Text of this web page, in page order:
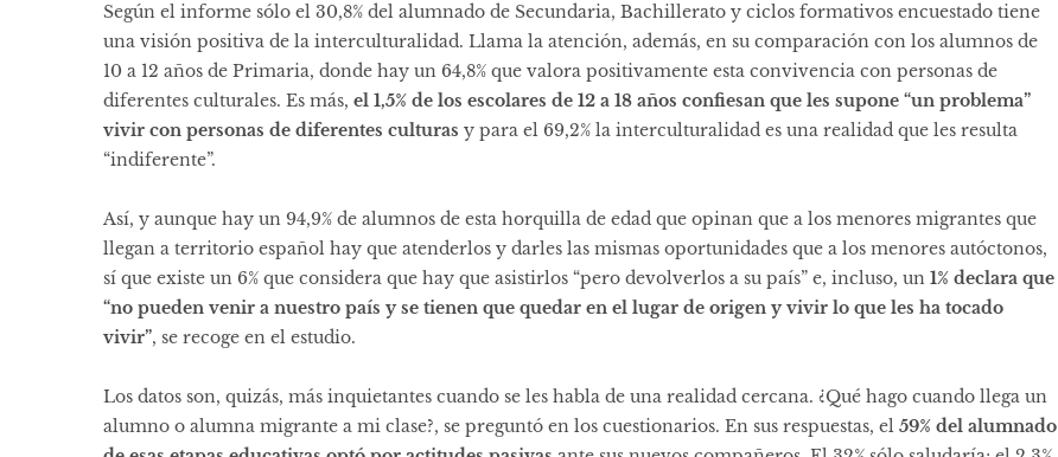
Según el informe sólo el 30,8% del alumnado de Secundaria, Bachillerato y ciclos formativos encuestado tiene
una visión positiva de la interculturalidad. Llama la atención, además, en su comparación con los alumnos de
10 a 12 años de Primaria, donde hay un 64,8% que valora positivamente esta convivencia con personas de
diferentes culturales. Es más, el 1,5% de los escolares de 12 a 18 años confiesan que les supone “un problema”
vivir con personas de diferentes culturas y para el 69,2% la interculturalidad es una realidad que les resulta
“indiferente”.
Así, y aunque hay un 94,9% de alumnos de esta horquilla de edad que opinan que a los menores migrantes que
llegan a territorio español hay que atenderlos y darles las mismas oportunidades que a los menores autóctonos,
sí que existe un 6% que considera que hay que asistirlos “pero devolverlos a su país” e, incluso, un 1% declara que
“no pueden venir a nuestro país y se tienen que quedar en el lugar de origen y vivir lo que les ha tocado
vivir”, se recoge en el estudio.
Los datos son, quizás, más inquietantes cuando se les habla de una realidad cercana. ¿Qué hago cuando llega un
alumno o alumna migrante a mi clase?, se preguntó en los cuestionarios. En sus respuestas, el 59% del alumnado